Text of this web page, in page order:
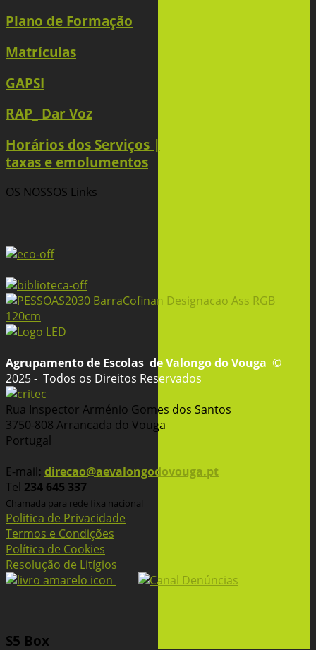
Plano de Formação
Matrículas
GAPSI
RAP_ Dar Voz
Horários dos Serviços |
taxas e emolumentos
OS NOSSOS Links
Agrupamento de Escolas de Valongo do Vouga ©
2025 - Todos os Direitos Reservados
Rua Inspector Arménio Gomes dos Santos
3750-808 Arrancada do Vouga
Portugal
E-mail: direcao@aevalongodovouga.pt
Tel 234 645 337
Chamada para rede fixa nacional
Politica de Privacidade
Termos e Condições
Política de Cookies
Resolução de Litígios
S5 Box